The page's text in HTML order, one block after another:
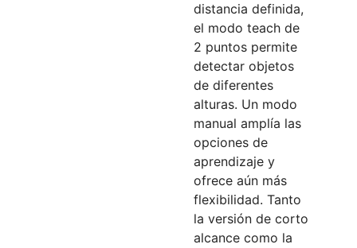
distancia definida,
el modo teach de
2 puntos permite
detectar objetos
de diferentes
alturas. Un modo
manual amplía las
opciones de
aprendizaje y
ofrece aún más
flexibilidad. Tanto
la versión de corto
alcance como la